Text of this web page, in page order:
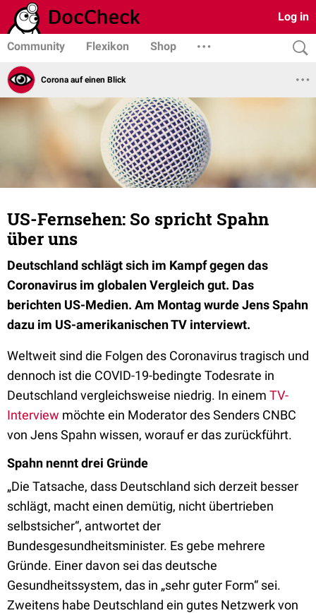
Log in
Community Flexikon Shop
Corona auf einen Blick
US-Fernsehen: So spricht Spahn
über uns
Deutschland schlägt sich im Kampf gegen das
Coronavirus im globalen Vergleich gut. Das
berichten US-Medien. Am Montag wurde Jens Spahn
dazu im US-amerikanischen TV interviewt.
Weltweit sind die Folgen des Coronavirus tragisch und
dennoch ist die COVID-19-bedingte Todesrate in
Deutschland vergleichsweise niedrig. In einem TV-
Interview möchte ein Moderator des Senders CNBC
von Jens Spahn wissen, worauf er das zurückführt.
Spahn nennt drei Gründe
„Die Tatsache, dass Deutschland sich derzeit besser
schlägt, macht einen demütig, nicht übertrieben
selbstsicher“, antwortet der
Bundesgesundheitsminister. Es gebe mehrere
Gründe. Einer davon sei das deutsche
Gesundheitssystem, das in „sehr guter Form“ sei.
Zweitens habe Deutschland ein gutes Netzwerk von